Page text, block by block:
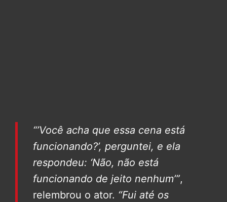
“’Você acha que essa cena está
funcionando?’, perguntei, e ela
respondeu: ‘Não, não está
funcionando de jeito nenhum’”,
relembrou o ator. “Fui até os